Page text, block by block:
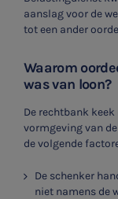
aanslag voor de
tot een ander
Waarom
was van loon?
De rechtbank
vormgeving van
de volgende
De schenker
niet namens de